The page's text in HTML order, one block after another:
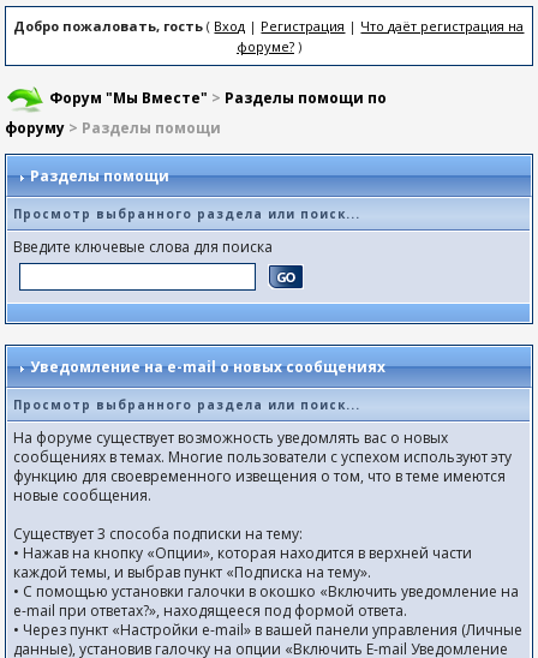
Добро пожаловать, гость ( Вход | Регистрация | Что даёт регистрация на
форуме?)
Форум "Мы Вместе" > Разделы помощи по
форуму > Разделы помощи
Разделы помощи
Просмотр выбранного раздела или поиск...
Введите ключевые слова для поиска
Уведомление на e-mail о новых сообщениях
Просмотр выбранного раздела или поиск...
На форуме существует возможность уведомлять вас о новых
сообщениях в темах. Многие пользователи с успехом используют эту
функцию для своевременного извещения о том, что в теме имеются
новые сообщения.
Существует 3 способа подписки на тему:
• Нажав на кнопку «Опции», которая находится в верхней части
каждой темы, и выбрав пункт «Подписка на тему».
• С помощью установки галочки в окошко «Включить уведомление на
e-mail при ответах?», находящееся под формой ответа.
• Через пункт «Настройки e-mail» в вашей панели управления (Личные
данные), установив галочку на опции «Включить E-mail Уведомление